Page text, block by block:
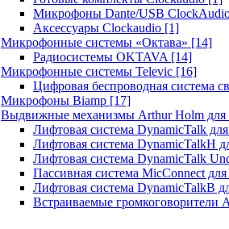
Микрофоны Dante/USB
Аксессуары Clockaudio [1]
Микрофонные системы «Октава» [14]
Радиосистемы OKTAVA [14]
Микрофонные системы Televic [16]
Цифровая беспроводная система
Микрофоны Biamp [17]
Выдвижные механизмы Arthur Holm для
Лифтовая система DynamicTalk
Лифтовая система DynamicTalkH
Лифтовая система DynamicTalk
Пассивная система MicConnect
Лифтовая система DynamicTalkB
Встраиваемые громкоговорители